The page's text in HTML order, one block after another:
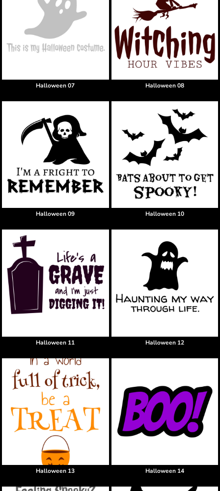
Halloween 07 Halloween 08
Halloween 09 Halloween 10
Halloween 11 Halloween 12
Halloween 13 Halloween 14